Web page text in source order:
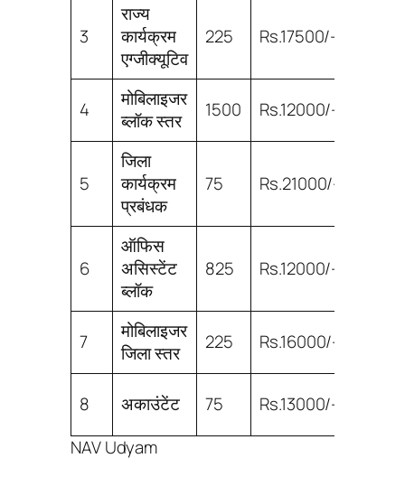
3
राज्य
कार्यक्रम
एग्जीक्यूटिव
225 Rs.17500/-
4
मोबिलाइजर
ब्लॉक स्तर
1500 Rs.12000/-
5
जिला
कार्यक्रम
प्रबंधक
75 Rs.21000/-
6
ऑफिस
असिस्टेंट
ब्लॉक
825 Rs.12000/-
7
मोबिलाइजर
जिला स्तर
225 Rs.16000/-
8 अकाउंटेंट 75 Rs.13000/-
NAV Udyam